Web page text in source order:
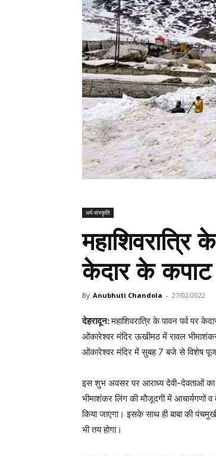
धर्म-संस्कृति
महाशिवरात्रि
केदार के
By Anubhuti Chandola - 27/02/2022
देहरादून:महाशिवरात्रि के पावन पर्व पर
ओंकारेश्वर मंदिर ऊखीमठ में रावल भीमाशंकर
ओंकारेश्वर मंदिर में सुबह 7 बजे से विशेष
इस शुभ अवसर पर आराध्य देवी-देवताओं का
भीमाशंकर लिंग की मौजूदगी में आचार्यगणों
किया जाएगा। इसके साथ ही बाबा की
भी तय होगा।